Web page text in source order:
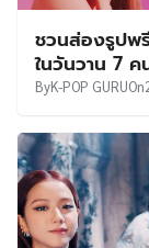
ชวนส่องรูปพ
ในวันวาน 7
ByK-POP GURUOn